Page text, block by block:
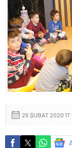
25 ŞUBAT 2020